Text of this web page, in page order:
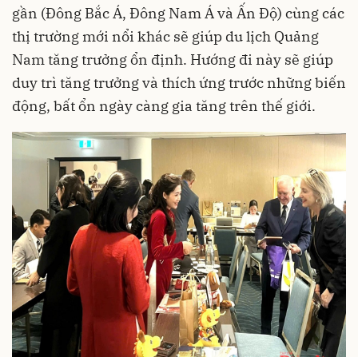
gần (Đông Bắc Á, Đông Nam Á và Ấn Độ) cùng các
thị trường mới nổi khác sẽ giúp du lịch Quảng
Nam tăng trưởng ổn định. Hướng đi này sẽ giúp
duy trì tăng trưởng và thích ứng trước những biến
động, bất ổn ngày càng gia tăng trên thế giới.